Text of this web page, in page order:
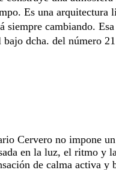
Es una arquitectura
siempre cambiando.
bajo dcha. del número
Cervero no impone
en la luz, el ritmo y
de calma activa y